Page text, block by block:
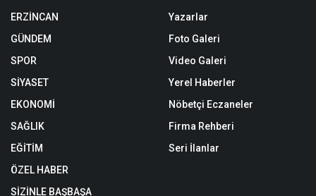
ERZİNCAN
GÜNDEM
SPOR
SİYASET
EKONOMİ
SAĞLIK
EĞİTİM
ÖZEL HABER
SİZİNLE BAŞBAŞA
Yazarlar
Foto Galeri
Video Galeri
Yerel Haberler
Nöbetçi Eczaneler
Firma Rehberi
Seri İlanlar